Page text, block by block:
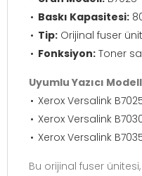
Baskı Kapasitesi:
Tip: Orijinal fuser
Fonksiyon: Toner
Uyumlu Yazıcı
Xerox Versalink
Xerox Versalink
Xerox Versalink
Bu orijinal fuser ünitesi,